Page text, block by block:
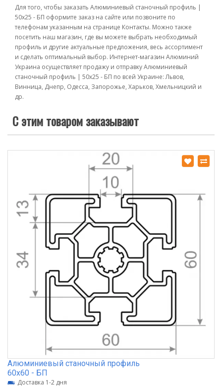
Для того, чтобы заказать Алюминиевый станочный профиль |
50х25 - БП оформите заказ на сайте или позвоните по
телефонам указанным на странице Контакты. Можно также
посетить наш магазин, где вы можете выбрать необходимый
профиль и другие актуальные предложения, весь ассортимент
и сделать оптимальный выбор. Интернет-магазин Алюминий
Украина осуществляет продажу и отправку Алюминиевый
станочный профиль | 50х25 - БП по всей Украине: Львов,
Винница, Днепр, Одесса, Запорожье, Харьков, Хмельницкий и
др.
С этим товаром заказывают
Алюминиевый станочный профиль
60х60 - БП
Доставка 1-2 дня